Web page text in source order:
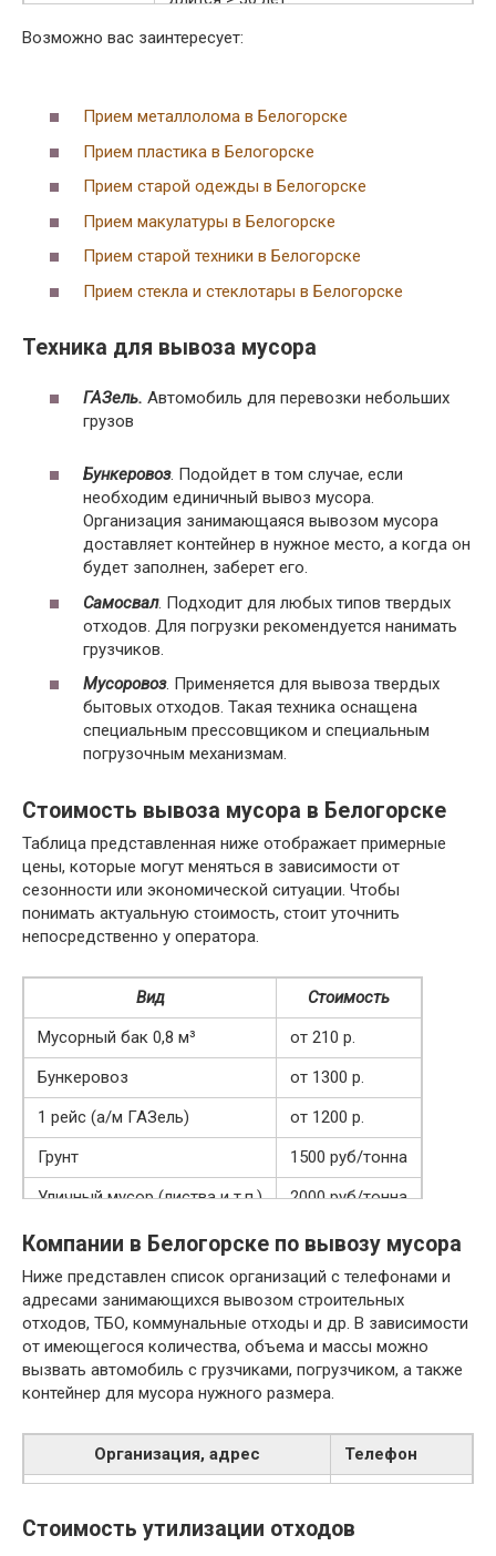
Класс III —
Восстановление после ликвидации
низкая
Восстановление экологии без
помощи человека происходит в
Класс V
Самая нейтральная, которая
практически не воздействует на
экологию.
Возможно вас заинтересует:
Прием металлолома в Белогорске
Прием пластика в Белогорске
Прием старой одежды в Белогорске
Прием макулатуры в Белогорске
Прием старой техники в Белогорске
Прием стекла и стеклотары в Белогорске
Техника для вывоза мусора
ГАЗель. Автомобиль для перевозки небольших
грузов
Бункеровоз. Подойдет в том случае, если
необходим единичный вывоз мусора.
Организация занимающаяся вывозом мусора
доставляет контейнер в нужное место, а когда он
будет заполнен, заберет его.
Самосвал. Подходит для любых типов твердых
отходов. Для погрузки рекомендуется нанимать
грузчиков.
Мусоровоз. Применяется для вывоза твердых
бытовых отходов. Такая техника оснащена
специальным прессовщиком и специальным
погрузочным механизмам.
Стоимость вывоза мусора в Белогорске
Таблица представленная ниже отображает примерные
цены, которые могут меняться в зависимости от
сезонности или экономической ситуации. Чтобы
понимать актуальную стоимость, стоит уточнить
непосредственно у оператора.
Вид
Стоимость
Мусорный бак 0,8 м³
от 210 р.
Бункеровоз
от 1300 р.
1 рейс (а/м ГАЗель)
от 1200 р.
Грунт
1500 руб/тонна
Уличный мусор (листва и т.п.)
2000 руб/тонна
Компании в Белогорске по вывозу мусора
Ниже представлен список организаций с телефонами и
адресами занимающихся вывозом строительных
отходов, ТБО, коммунальные отходы и др. В зависимости
от имеющегося количества, объема и массы можно
вызвать автомобиль с грузчиками, погрузчиком, а также
контейнер для мусора нужного размера.
Организация, адрес
Телефон
дом 48
81-77
Стоимость утилизации отходов